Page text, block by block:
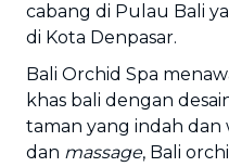
cabang di Pulau Bali
di Kota Denpasar.
Bali Orchid Spa
khas bali dengan
taman yang indah dan
dan massage, Bali